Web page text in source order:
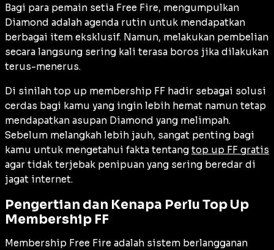
Bagi para pemain setia Free Fire, mengumpulkan
Diamond adalah agenda rutin untuk mendapatkan
berbagai item eksklusif. Namun, melakukan pembelian
secara langsung sering kali terasa boros jika dilakukan
terus-menerus.
Di sinilah top up membership FF hadir sebagai solusi
cerdas bagi kamu yang ingin lebih hemat namun tetap
mendapatkan asupan Diamond yang melimpah.
Sebelum melangkah lebih jauh, sangat penting bagi
kamu untuk mengetahui fakta tentang top up FF gratis
agar tidak terjebak penipuan yang sering beredar di
jagat internet.
Pengertian dan Kenapa Perlu Top Up
Membership FF
Membership Free Fire adalah sistem berlangganan